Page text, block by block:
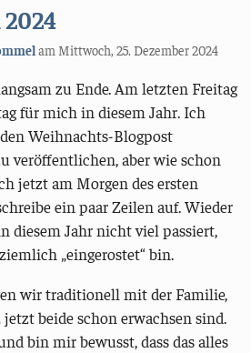
am Mittwoch, 25. Dezember 2024
zu Ende. Am letzten Freitag
für mich in diesem Jahr. Ich
Weihnachts-Blogpost
veröffentlichen, aber wie schon
jetzt am Morgen des ersten
ein paar Zeilen auf. Wieder
diesem Jahr nicht viel passiert,
„eingerostet“ bin.
wir traditionell mit der Familie,
beide schon erwachsen sind.
bin mir bewusst, dass das alles